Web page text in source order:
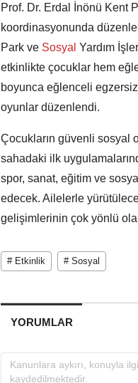
Prof. Dr. Erdal İnönü Kent
koordinasyonunda
Park ve Sosyal Yardım
etkinlikte çocuklar hem
boyunca eğlenceli
oyunlar düzenlendi.
Çocukların güvenli sosyal
sahadaki ilk
spor, sanat, eğitim ve
edecek. Ailelerle
gelişimlerinin çok yönlü
# Etkinlik # Sosyal
YORUMLAR